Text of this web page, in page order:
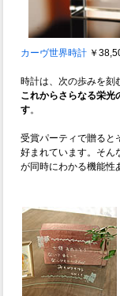
カーヴ世界時計￥
時計は、次の歩みを刻
これからさらなる栄光
す。
受賞パーティで贈ると
好まれています。そん
が同時にわかる機能性